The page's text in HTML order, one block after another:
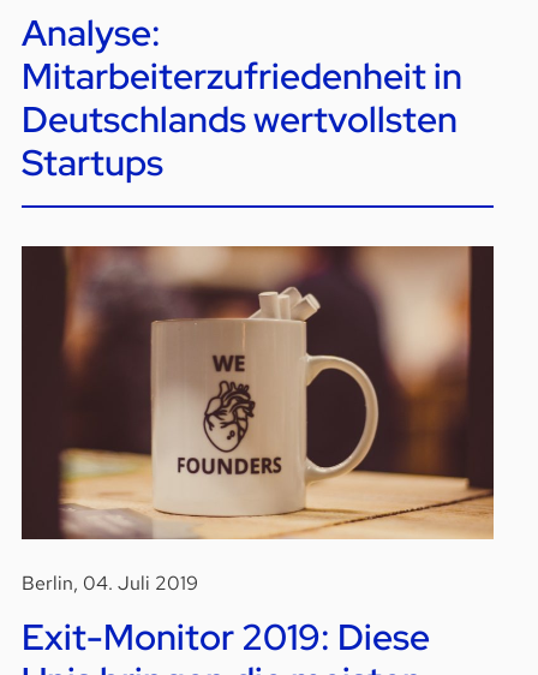
Analyse:
Mitarbeiterzufriedenheit in
Deutschlands wertvollsten
Startups
Berlin, 04. Juli 2019
Exit-Monitor 2019: Diese